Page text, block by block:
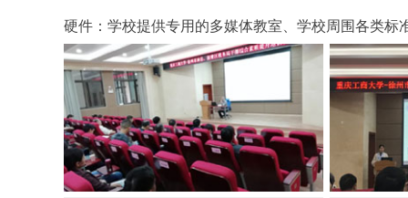
硬件：学校提供专用的多媒体教室、学校周围各类标